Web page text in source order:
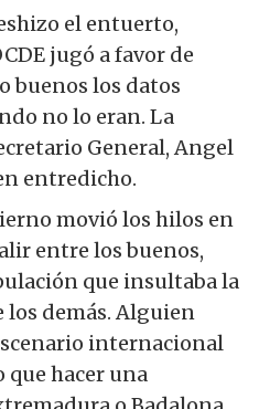
el entuerto,
jugó a favor de
buenos los datos
no lo eran. La
General, Angel
entredicho.
movió los hilos en
entre los buenos,
que insultaba la
demás. Alguien
internacional
que hacer una